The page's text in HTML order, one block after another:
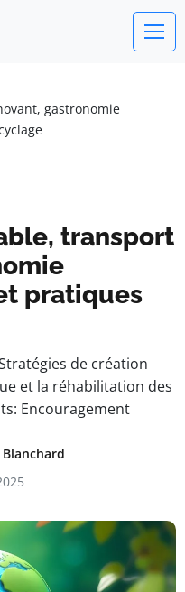
gastronomie
transport
pratiques
de création
et la réhabilitation des
Encouragement